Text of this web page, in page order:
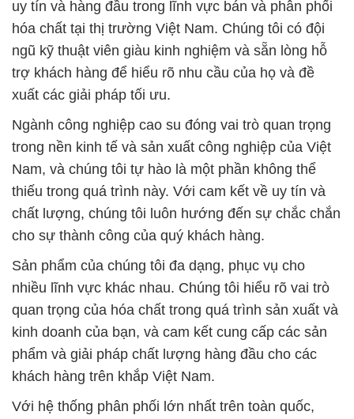
uy tín và hàng đầu trong lĩnh vực bán và phân phối
hóa chất tại thị trường Việt Nam. Chúng tôi có đội
ngũ kỹ thuật viên giàu kinh nghiệm và sẵn lòng hỗ
trợ khách hàng để hiểu rõ nhu cầu của họ và đề
xuất các giải pháp tối ưu.
Ngành công nghiệp cao su đóng vai trò quan trọng
trong nền kinh tế và sản xuất công nghiệp của Việt
Nam, và chúng tôi tự hào là một phần không thể
thiếu trong quá trình này. Với cam kết về uy tín và
chất lượng, chúng tôi luôn hướng đến sự chắc chắn
cho sự thành công của quý khách hàng.
Sản phẩm của chúng tôi đa dạng, phục vụ cho
nhiều lĩnh vực khác nhau. Chúng tôi hiểu rõ vai trò
quan trọng của hóa chất trong quá trình sản xuất và
kinh doanh của bạn, và cam kết cung cấp các sản
phẩm và giải pháp chất lượng hàng đầu cho các
khách hàng trên khắp Việt Nam.
Với hệ thống phân phối lớn nhất trên toàn quốc,